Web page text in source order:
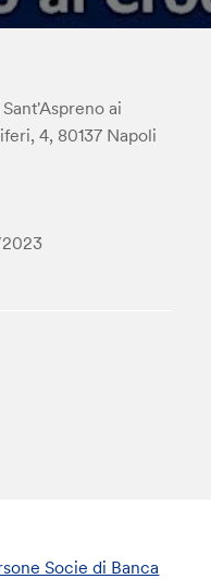
ai
4, 80137 Napoli
Socie di Banca